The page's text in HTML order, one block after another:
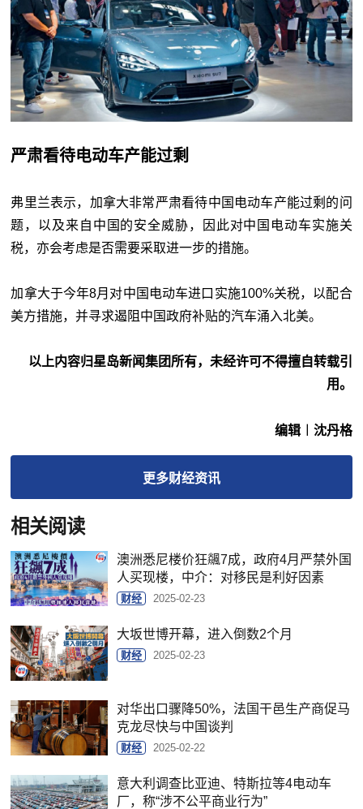
严肃看待电动车产能过剩
弗里兰表示，加拿大非常严肃看待中国电动车产能过剩的问
题，以及来自中国的安全威胁，因此对中国电动车实施关
税，亦会考虑是否需要采取进一步的措施。
加拿大于今年8月对中国电动车进口实施100%关税，以配合
美方措施，并寻求遏阻中国政府补贴的汽车涌入北美。
以上内容归星岛新闻集团所有，未经许可不得擅自转载引
用。
编辑︱沈丹格
更多财经资讯
相关阅读
澳洲悉尼楼价狂飊7成，政府4月严禁外国
人买现楼，中介：对移民是利好因素
财经 2025-02-23
大坂世博开幕，进入倒数2个月
财经 2025-02-23
对华出口骤降50%，法国干邑生产商促马
克龙尽快与中国谈判
财经 2025-02-22
意大利调查比亚迪、特斯拉等4电动车
厂，称“涉不公平商业行为”